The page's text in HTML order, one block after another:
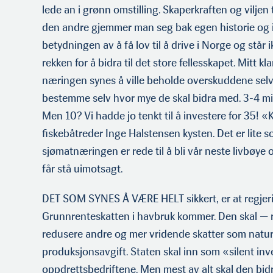
lede an i grønn omstilling. Skaperkraften og viljen
den andre gjemmer man seg bak egen historie
betydningen av å få lov til å drive i Norge og står
rekken for å bidra til det store fellesskapet. Mitt
næringen synes å ville beholde overskuddene
bestemme selv hvor mye de skal bidra med. 3-4
Men 10? Vi hadde jo tenkt til å investere for 35!
fiskebåtreder Inge Halstensen kysten. Det er lite
sjømatnæringen er rede til å bli vår neste livbøye
får stå uimotsagt.
DET SOM SYNES Å VÆRE HELT sikkert, er at
Grunnrenteskatten i havbruk kommer. Den skal
redusere andre og mer vridende skatter som
produksjonsavgift. Staten skal inn som «silent
oppdrettsbedriftene. Men mest av alt skal den